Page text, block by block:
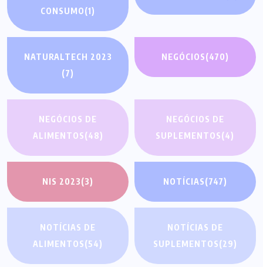
CONSUMO(1)
NATURALTECH 2023
(7)
NEGÓCIOS(470)
NEGÓCIOS DE
ALIMENTOS(48)
NEGÓCIOS DE
SUPLEMENTOS(4)
NIS 2023(3) NOTÍCIAS(747)
NOTÍCIAS DE
ALIMENTOS(54)
NOTÍCIAS DE
SUPLEMENTOS(29)